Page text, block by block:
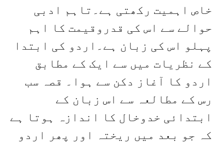
خاص اہمیت رکھتی ہے۔تاہم ادبی
حوالے سے اس کی قدروقیمت کا اہم
پہلو اس کی زبان ہے۔اردو کی ابتدا
کے نظریات میں سے ایک کے مطابق
اردو کا آغاز دکن سے ہوا۔ قصہ سب
رس کے مطالعہ سے اس زبان کے
ابتدائی خدوخال کا اندازہ ہوتا ہے
کہ جو بعد میں ریختہ اور پھر اردو